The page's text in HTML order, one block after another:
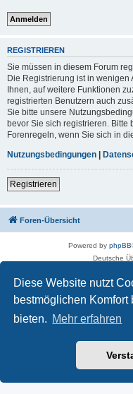
Diese Website nutzt
bestmöglichen Komfort
bieten. Mehr erfahren
REGISTRIEREN
Sie müssen in diesem Forum
Die Registrierung ist in
Ihnen, auf weitere Funktionen
registrierten Benutzern auch
Sie bitte unsere
bevor Sie sich registrieren.
Forenregeln, wenn Sie sich in
Nutzungsbedingungen |
Registrieren
Foren-Übersicht
Powered by phpBB
Deutsche